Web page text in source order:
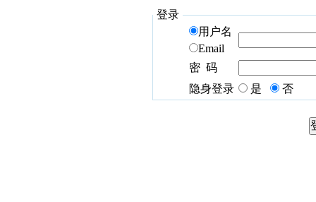
登录
用户名
Email
密 码
隐身登录
是 否